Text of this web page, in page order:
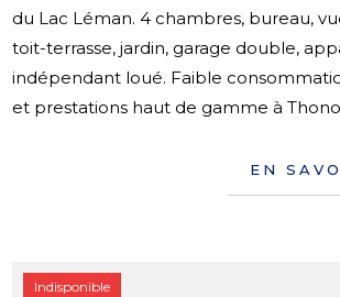
du Lac Léman. 4 chambres, bureau,
toit-terrasse, jardin, garage double,
indépendant loué. Faible
et prestations haut de gamme à
EN
Indisponible